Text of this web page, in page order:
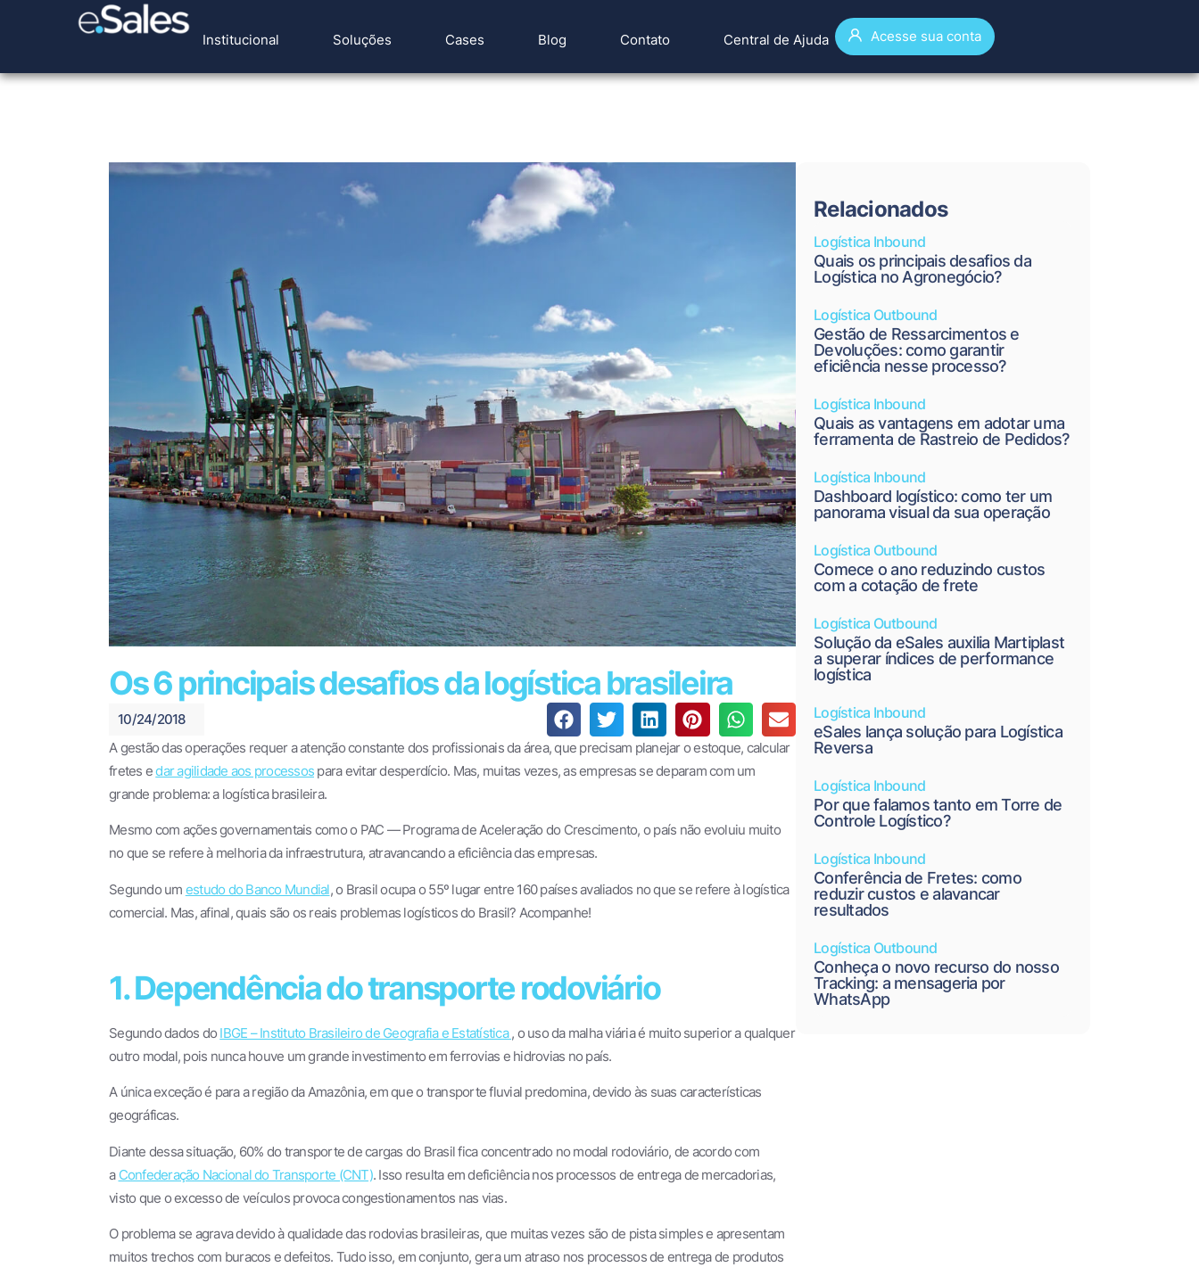
Institucional Soluções Cases Blog Contato Central de Ajuda Acesse sua conta
Os 6 principais desafios da logística brasileira
10/24/2018
A gestão das operações requer a atenção constante dos profissionais da área, que precisam planejar o estoque, calcular
fretes edar agilidade aos processos para evitar desperdício. Mas, muitas vezes, as empresas se deparam com um
grande problema: a logística brasileira.
Mesmo com ações governamentais como o PAC — Programa de Aceleração do Crescimento, o país não evoluiu muito
no que se refere à melhoria da infraestrutura, atravancando a eficiência das empresas.
Segundo um estudo do Banco Mundial, o Brasil ocupa o 55º lugar entre 160 países avaliados no que se refere à logística
comercial. Mas, afinal, quais são os reais problemas logísticos do Brasil? Acompanhe!
1. Dependência do transporte rodoviário
Segundo dados do IBGE – Instituto Brasileiro de Geografia e Estatística, o uso da malha viária é muito superior a qualquer
outro modal, pois nunca houve um grande investimento em ferrovias e hidrovias no país.
A única exceção é para a região da Amazônia, em que o transporte fluvial predomina, devido às suas características
geográficas.
Diante dessa situação, 60% do transporte de cargas do Brasil fica concentrado no modal rodoviário, de acordo com
a Confederação Nacional do Transporte (CNT). Isso resulta em deficiência nos processos de entrega de mercadorias,
visto que o excesso de veículos provoca congestionamentos nas vias.
O problema se agrava devido à qualidade das rodovias brasileiras, que muitas vezes são de pista simples e apresentam
muitos trechos com buracos e defeitos. Tudo isso, em conjunto, gera um atraso nos processos de entrega de produtos
Relacionados
Logística Inbound
Quais os principais desafios da
Logística no Agronegócio?
Logística Outbound
Gestão de Ressarcimentos e
Devoluções: como garantir
eficiência nesse processo?
Logística Inbound
Quais as vantagens em adotar uma
ferramenta de Rastreio de Pedidos?
Logística Inbound
Dashboard logístico: como ter um
panorama visual da sua operação
Logística Outbound
Comece o ano reduzindo custos
com a cotação de frete
Logística Outbound
Solução da eSales auxilia Martiplast
a superar índices de performance
logística
Logística Inbound
eSales lança solução para Logística
Reversa
Logística Inbound
Por que falamos tanto em Torre de
Controle Logístico?
Logística Inbound
Conferência de Fretes: como
reduzir custos e alavancar
resultados
Logística Outbound
Conheça o novo recurso do nosso
Tracking: a mensageria por
WhatsApp